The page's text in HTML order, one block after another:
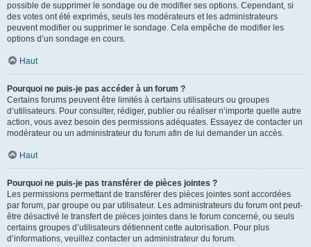
possible de supprimer le sondage ou de modifier ses options. Cependant, si
des votes ont été exprimés, seuls les modérateurs et les administrateurs
peuvent modifier ou supprimer le sondage. Cela empêche de modifier les
options d’un sondage en cours.
Haut
Pourquoi ne puis-je pas accéder à un forum ?
Certains forums peuvent être limités à certains utilisateurs ou groupes
d’utilisateurs. Pour consulter, rédiger, publier ou réaliser n’importe quelle autre
action, vous avez besoin des permissions adéquates. Essayez de contacter un
modérateur ou un administrateur du forum afin de lui demander un accès.
Haut
Pourquoi ne puis-je pas transférer de pièces jointes ?
Les permissions permettant de transférer des pièces jointes sont accordées
par forum, par groupe ou par utilisateur. Les administrateurs du forum ont peut-
être désactivé le transfert de pièces jointes dans le forum concerné, ou seuls
certains groupes d’utilisateurs détiennent cette autorisation. Pour plus
d’informations, veuillez contacter un administrateur du forum.